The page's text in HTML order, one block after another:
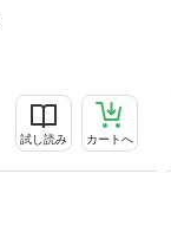
試し読み カートへ